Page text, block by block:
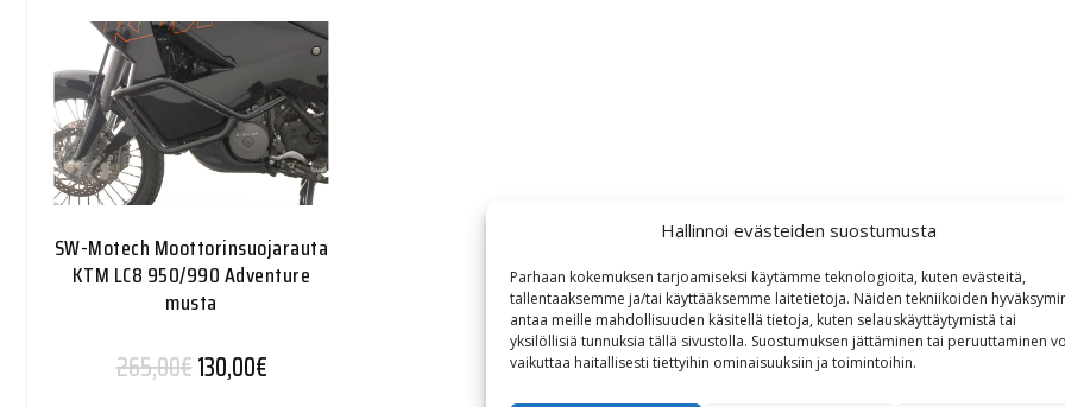
Hallinnoi evästeiden suostumusta
Parhaan kokemuksen tarjoamiseksi käytämme teknologioita, kuten evästeitä,
tallentaaksemme ja/tai käyttääksemme laitetietoja. Näiden tekniikoiden
antaa meille mahdollisuuden käsitellä tietoja, kuten selauskäyttäytymistä tai
yksilöllisiä tunnuksia tällä sivustolla. Suostumuksen jättäminen tai peruuttaminen
vaikuttaa haitallisesti tiettyihin ominaisuuksiin ja toimintoihin.
SW-Motech Moottorinsuojarauta
KTM LC8 950/990 Adventure
musta
265,00€Alkuperäinen hinta oli: 265,00€.
130,00€Nykyinen hinta on: 130,00€.